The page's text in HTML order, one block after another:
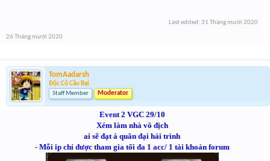
Last edited: 31 Tháng mười 2020
26 Tháng mười 2020
TomAadarsh
Độc Cô Cầu Bại
Staff Member
Moderator
Event 2 VGC 29/10
Xém làm nhà vô địch
ai sẽ đạt á quân đại hải trình
- Mỗi ip chỉ được tham gia tối đa 1 acc/ 1 tài khoản forum